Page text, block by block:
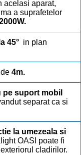
acelasi aparat,
a suprafetelor
la 45° in plan
4m.
pe suport mobil
separat ca si
la umezeala si
OASI poate fi
cladirilor.